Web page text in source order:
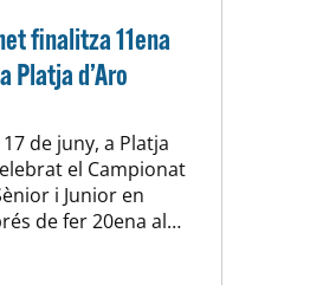
finalitza 11ena
Platja d’Aro
de juny, a Platja
el Campionat
i Junior en
de fer 20ena al